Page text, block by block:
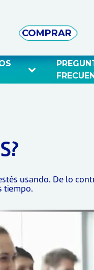
COMPRAR
usando. De lo
tiempo.